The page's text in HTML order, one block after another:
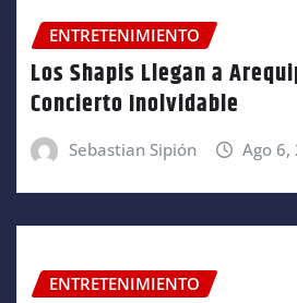
ENTRETENIMIENTO
Los Shapis Llegan a
Concierto Inolvidable
Sebastian Sipión Ago 6,
ENTRETENIMIENTO